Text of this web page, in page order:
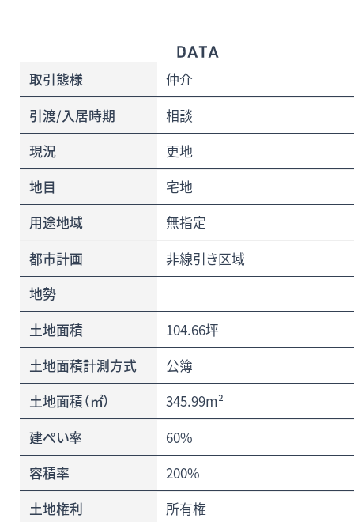
取引態様
仲介
引渡/入居時期
相談
現況
更地
地目
宅地
用途地域
無指定
都市計画
非線引き区域
地勢
土地面積
104.66坪
土地面積計測方式
公簿
土地面積（㎡）
345.99m²
建ぺい率
60%
容積率
200%
土地権利
所有権